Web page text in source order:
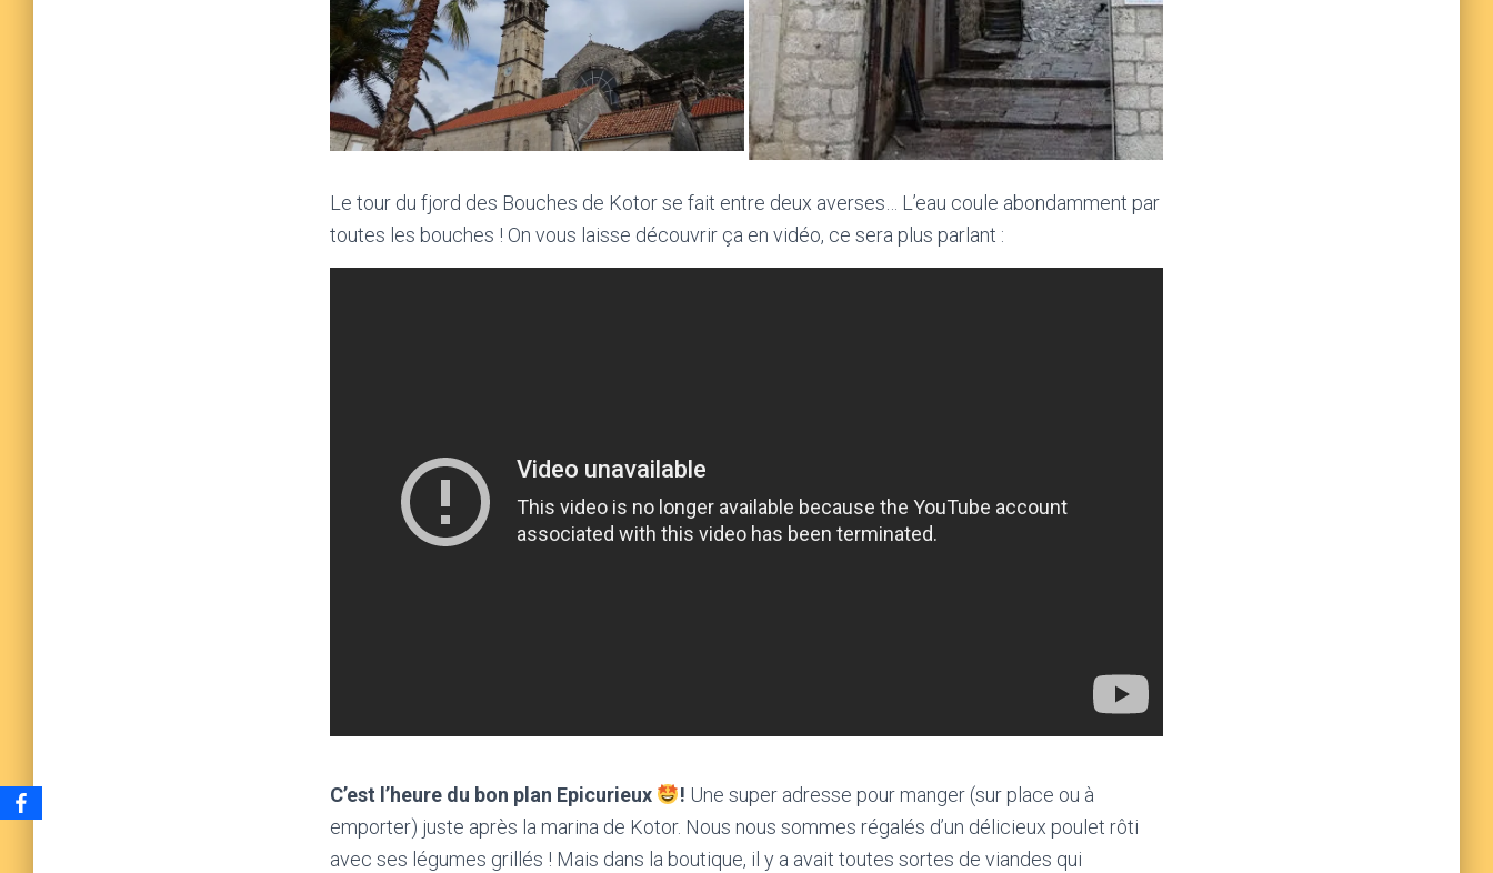
Le tour du fjord des Bouches de Kotor se fait entre deux averses… L’eau coule abondamment par
toutes les bouches ! On vous laisse découvrir ça en vidéo, ce sera plus parlant :
C’est l’heure du bon plan Epicurieux ! Une super adresse pour manger (sur place ou à
emporter) juste après la marina de Kotor. Nous nous sommes régalés d’un délicieux poulet rôti
avec ses légumes grillés ! Mais dans la boutique, il y a avait toutes sortes de viandes qui